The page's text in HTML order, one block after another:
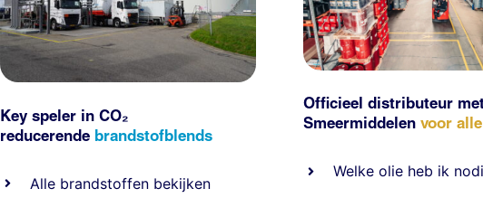
Key speler in CO₂
reducerende brandstofblends
Alle brandstoffen bekijken
Officieel distributeur
Smeermiddelen voor
Welke olie heb ik